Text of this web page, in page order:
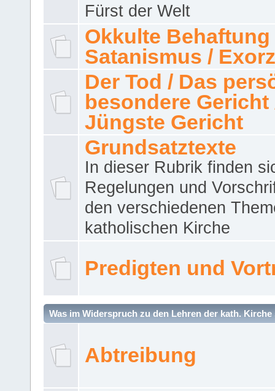
Fürst der Welt
Okkulte Behaftung
Satanismus /
Der Tod / Das
besondere Gericht
Jüngste Gericht
Grundsatztexte
In dieser Rubrik finden
Regelungen und
den verschiedenen
katholischen Kirche
Predigten und
Was im Widerspruch zu den Lehren der kath. Kirche
Abtreibung